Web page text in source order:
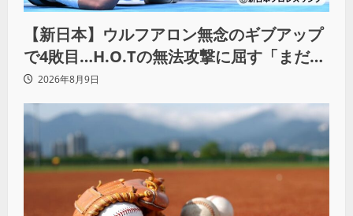
【新日本】ウルフアロン無念のギブアップ
で4敗目…H.O.Tの無法攻撃に屈す「まだま
だ俺自身の力はこんなもんだなって」
2026年8月9日